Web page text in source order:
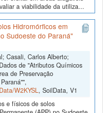
a viabilidade da utiliza...
Hidromórficos em
Sudoeste do Paraná"
Casali, Carlos Alberto;
de "Atributos Químicos
de Preservação
W2KYSL, SoilData, V1
e físicos de solos